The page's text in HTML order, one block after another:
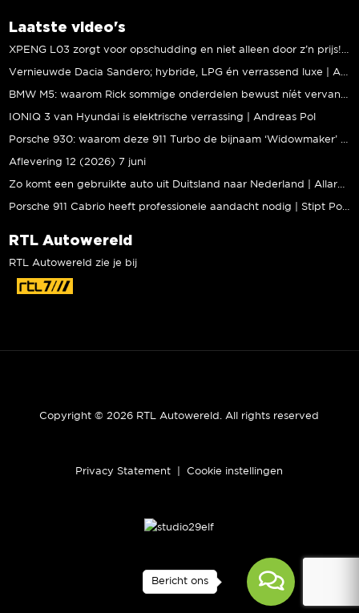
Bericht ons
Laatste video's
IONIQ 3 van Hyundai is elektrische verrassing | Andreas Pol
Aflevering 12 (2026) 7 juni
RTL Autowereld
RTL Autowereld zie je bij
Copyright © 2026 RTL Autowereld. All rights reserved
Privacy Statement Cookie instellingen